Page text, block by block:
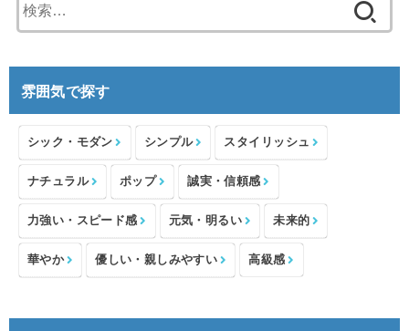
索:
雰囲気で探す
シック・モダン シンプル スタイリッシュ
ナチュラル ポップ 誠実・信頼感
力強い・スピード感 元気・明るい 未来的
華やか 優しい・親しみやすい 高級感